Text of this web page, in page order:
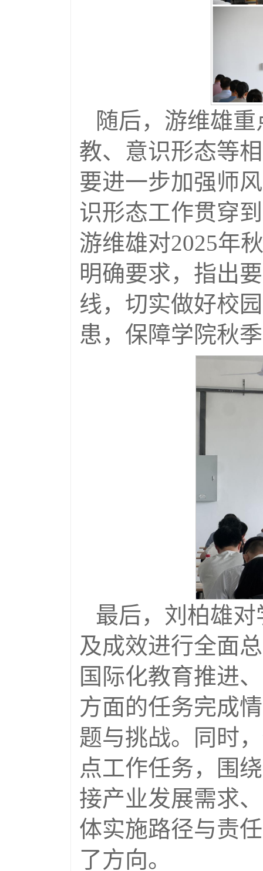
随后，游维雄
教、意识形态等
要进一步加强师
识形态工作贯穿
游维雄对2025年
明确要求，指出
线，切实做好校
患，保障学院秋
最后，刘柏雄
及成效进行全面
国际化教育推进
方面的任务完成
题与挑战。同时
点工作任务，围
接产业发展需求
体实施路径与责
了方向。